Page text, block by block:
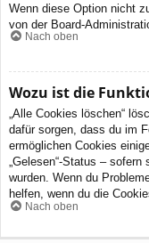
Wenn diese Option nicht
von der Board-
Nach oben
Wozu ist die
„Alle Cookies löschen“
dafür sorgen, dass du im
ermöglichen Cookies
„Gelesen“-Status –
wurden. Wenn du
helfen, wenn du die
Nach oben